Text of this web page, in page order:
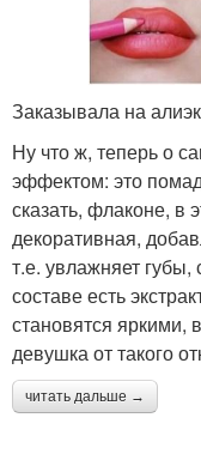
Заказывала на
Ну что ж, теперь о
эффектом: это
сказать, флаконе, в
декоративная,
т.е. увлажняет
составе есть
становятся
девушка от такого
читать дальше →